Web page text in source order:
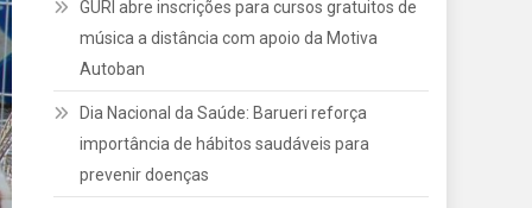
GURI abre inscrições para cursos gratuitos de
música a distância com apoio da Motiva
Autoban
Dia Nacional da Saúde: Barueri reforça
importância de hábitos saudáveis para
prevenir doenças